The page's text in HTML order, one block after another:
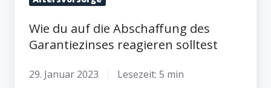
Wie du auf die Abschaffung des
Garantiezinses reagieren solltest
29. Januar 2023 Lesezeit: 5 min